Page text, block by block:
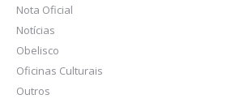
Nota Oficial
Notícias
Obelisco
Oficinas Culturais
Outros